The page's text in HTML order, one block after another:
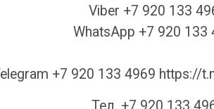
Viber +7 920 133
WhatsApp +7 920 133
+7 920 133 4969 https://